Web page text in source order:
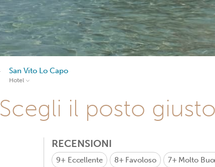
San Vito Lo Capo
Hotel
Scegli il posto
RECENSIONI
9+ Eccellente 8+ Favoloso 7+ Molto